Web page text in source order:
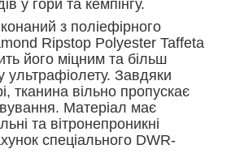
у гори та кемпінгу.
з поліефірного
Ripstop Polyester Taffeta
його міцним та більш
ультрафіолету. Завдяки
тканина вільно пропускає
Матеріал має
та вітронепроникні
спеціального DWR-